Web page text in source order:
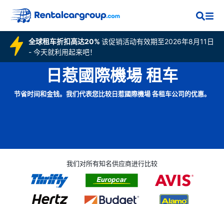
全球租车折扣高达20% 该促销活动有效期至2026年8月11日
- 今天就利用起来吧！
日惹國際機場 租车
节省时间和金钱。我们代表您比较日惹國際機場 各租车公司的优惠。
我们对所有知名供应商进行比较